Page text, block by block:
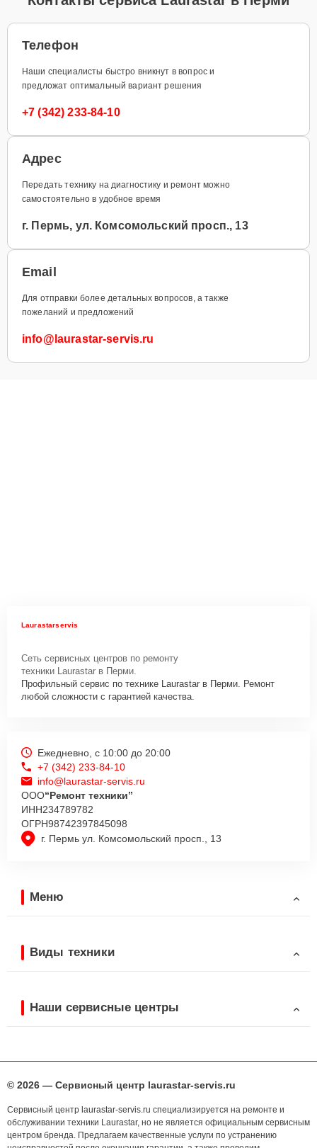
Телефон
Наши специалисты быстро вникнут в вопрос и
предложат оптимальный вариант решения
+7 (342) 233-84-10
Адрес
Передать технику на диагностику и ремонт можно
самостоятельно в удобное время
г. Пермь, ул. Комсомольский просп., 13
Email
Для отправки более детальных вопросов, а также
пожеланий и предложений
info@laurastar-servis.ru
Laurastarservis
Сеть сервисных центров по ремонту
техники Laurastar в Перми.
Профильный сервис по технике Laurastar в Перми. Ремонт
любой сложности с гарантией качества.
г. Пермь ул. Комсомольский просп., 13
Ежедневно, с 10:00 до 20:00
+7 (342) 233-84-10
info@laurastar-servis.ru
ООО“Ремонт техники”
ИНН234789782
ОГРН98742397845098
Меню
Виды техники
Наши сервисные центры
© 2026 — Сервисный центр laurastar-servis.ru
Сервисный центр laurastar-servis.ru специализируется на ремонте и
обслуживании техники Laurastar, но не является официальным сервисным
центром бренда. Предлагаем качественные услуги по устранению